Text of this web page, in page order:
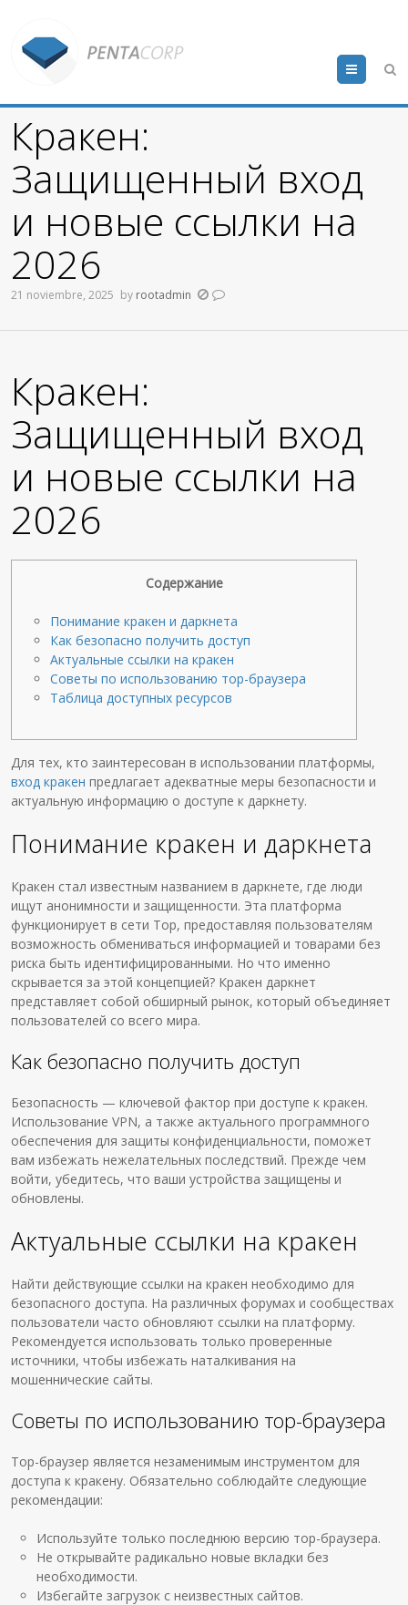
Menu
Кракен:
Защищенный вход
и новые ссылки на
2026
21 noviembre, 2025 by rootadmin
Кракен:
Защищенный вход
и новые ссылки на
2026
Содержание
Понимание кракен и даркнета
Как безопасно получить доступ
Актуальные ссылки на кракен
Советы по использованию тор-браузера
Таблица доступных ресурсов
Для тех, кто заинтересован в использовании платформы,
вход кракен предлагает адекватные меры безопасности и
актуальную информацию о доступе к даркнету.
Понимание кракен и даркнета
Кракен стал известным названием в даркнете, где люди
ищут анонимности и защищенности. Эта платформа
функционирует в сети Тор, предоставляя пользователям
возможность обмениваться информацией и товарами без
риска быть идентифицированными. Но что именно
скрывается за этой концепцией? Кракен даркнет
представляет собой обширный рынок, который объединяет
пользователей со всего мира.
Как безопасно получить доступ
Безопасность — ключевой фактор при доступе к кракен.
Использование VPN, а также актуального программного
обеспечения для защиты конфиденциальности, поможет
вам избежать нежелательных последствий. Прежде чем
войти, убедитесь, что ваши устройства защищены и
обновлены.
Актуальные ссылки на кракен
Найти действующие ссылки на кракен необходимо для
безопасного доступа. На различных форумах и сообществах
пользователи часто обновляют ссылки на платформу.
Рекомендуется использовать только проверенные
источники, чтобы избежать наталкивания на
мошеннические сайты.
Советы по использованию тор-браузера
Тор-браузер является незаменимым инструментом для
доступа к кракену. Обязательно соблюдайте следующие
рекомендации:
Используйте только последнюю версию тор-браузера.
Не открывайте радикально новые вкладки без
необходимости.
Избегайте загрузок с неизвестных сайтов.